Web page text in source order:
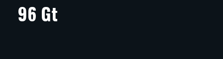
ARTIKKELIT
96 Gt